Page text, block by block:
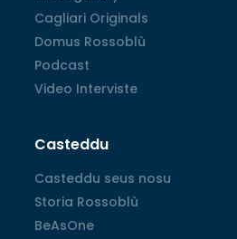
Cagliari Originals
Cagliari Originals
Domus Rossoblù
Domus Rossoblù
Podcast
Podcast
Video Interviste
Video Interviste
Casteddu
Casteddu seus nosu
Casteddu seus nosu
Storia Rossoblù
Storia Rossoblù
BeAsOne
BeAsOne